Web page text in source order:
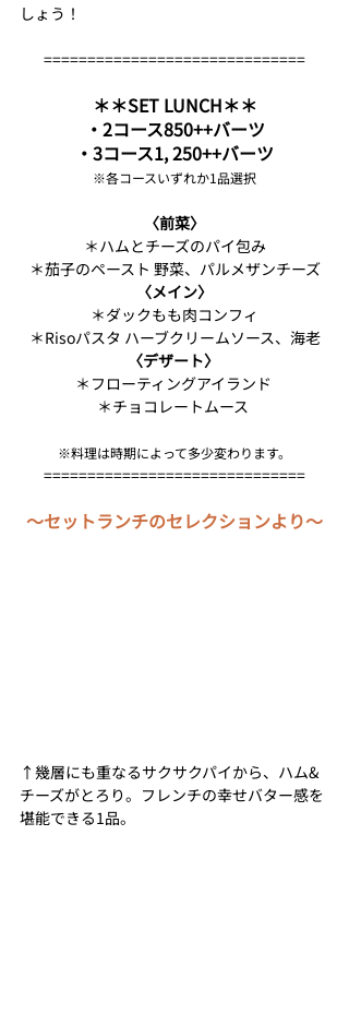
しょう！
==============================
＊＊SET LUNCH＊＊
・2コース850++バーツ
・3コース1, 250++バーツ
※各コースいずれか1品選択
〈前菜〉
＊ハムとチーズのパイ包み
＊茄子のペースト 野菜、パルメザンチーズ
〈メイン〉
＊ダックもも肉コンフィ
＊Risoパスタ ハーブクリームソース、海老
〈デザート〉
＊フローティングアイランド
＊チョコレートムース
※料理は時期によって多少変わります。
==============================
～セットランチのセレクションより～
↑幾層にも重なるサクサクパイから、ハム&
チーズがとろり。フレンチの幸せバター感を
堪能できる1品。